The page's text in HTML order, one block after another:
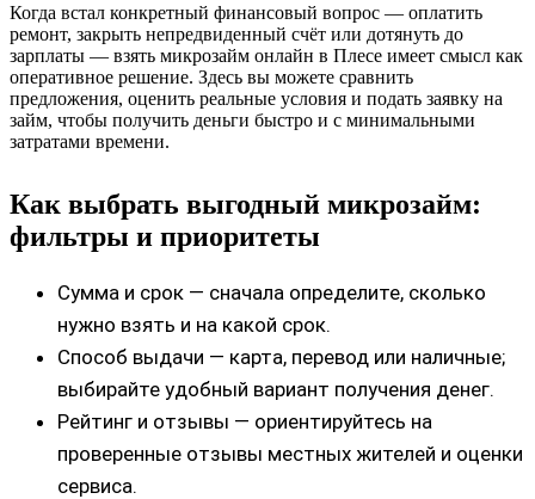
Когда встал конкретный финансовый вопрос — оплатить
ремонт, закрыть непредвиденный счёт или дотянуть до
зарплаты — взять микрозайм онлайн в Плесе имеет смысл как
оперативное решение. Здесь вы можете сравнить
предложения, оценить реальные условия и подать заявку на
займ, чтобы получить деньги быстро и с минимальными
затратами времени.
Как выбрать выгодный микрозайм:
фильтры и приоритеты
Сумма и срок — сначала определите, сколько
нужно взять и на какой срок.
Способ выдачи — карта, перевод или наличные;
выбирайте удобный вариант получения денег.
Рейтинг и отзывы — ориентируйтесь на
проверенные отзывы местных жителей и оценки
сервиса.